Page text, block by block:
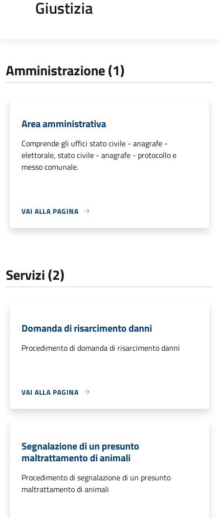
Giustizia
Amministrazione (1)
Area amministrativa
Comprende gli uffici stato civile - anagrafe -
elettorale, stato civile - anagrafe - protocollo e
messo comunale.
VAI ALLA PAGINA
Servizi (2)
Domanda di risarcimento danni
Procedimento di domanda di risarcimento danni
VAI ALLA PAGINA
Segnalazione di un presunto
maltrattamento di animali
Procedimento di segnalazione di un presunto
maltrattamento di animali